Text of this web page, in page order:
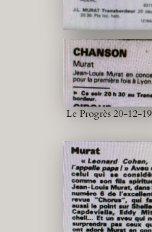
Le Progrès 20-12-